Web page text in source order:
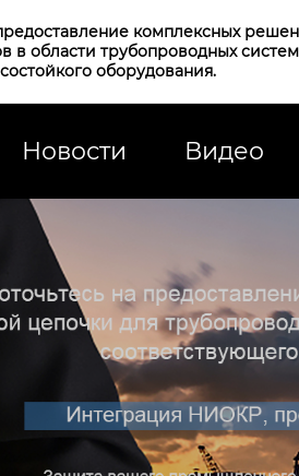
комплексных
в области трубопроводных
оборудования.
Новости Видео